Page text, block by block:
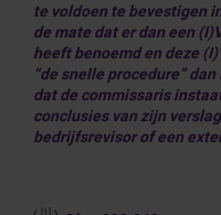
te voldoen te bevestigen
de mate dat er dan een
heeft benoemd en deze
“de snelle procedure”
dat de commissaris
conclusies van zijn
bedrijfsrevisor of een